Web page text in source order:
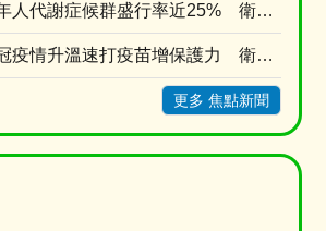
成年人代謝症候群盛行率近25% 衛生局推線上線下雙抽獎活動提升正確認
新冠疫情升溫速打疫苗增保護力 衛生局今增配疫苗2萬劑配送轄內醫療院所
更多 焦點新聞